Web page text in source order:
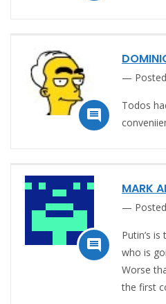

Todos

MARK
Putin’s
who is
Worse
the first